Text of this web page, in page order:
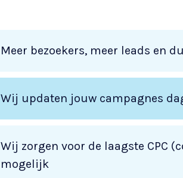
Meer bezoekers, meer leads en
Wij updaten jouw campagnes
Wij zorgen voor de laagste CPC
mogelijk